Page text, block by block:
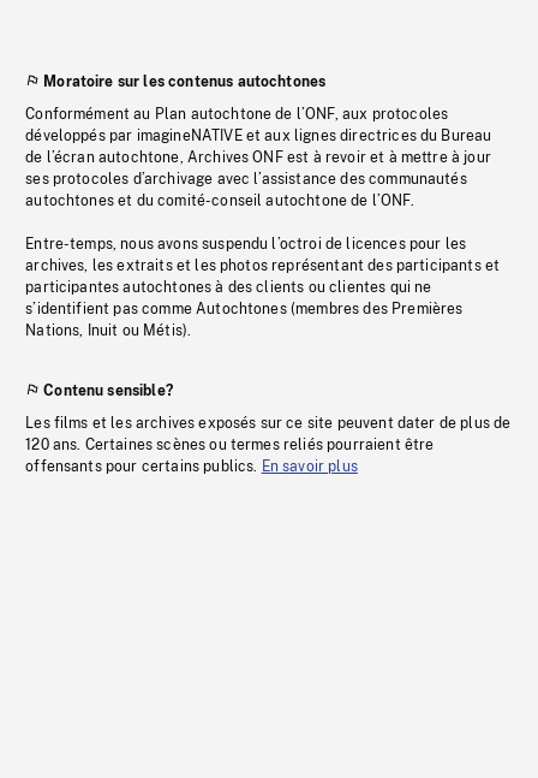
Moratoire sur les contenus autochtones
Conformément au Plan autochtone de l’ONF, aux protocoles
développés par imagineNATIVE et aux lignes directrices du Bureau
de l’écran autochtone, Archives ONF est à revoir et à mettre à jour
ses protocoles d’archivage avec l’assistance des communautés
autochtones et du comité-conseil autochtone de l’ONF.
Entre-temps, nous avons suspendu l’octroi de licences pour les
archives, les extraits et les photos représentant des participants et
participantes autochtones à des clients ou clientes qui ne
s’identifient pas comme Autochtones (membres des Premières
Nations, Inuit ou Métis).
Contenu sensible?
Les films et les archives exposés sur ce site peuvent dater de plus de
120 ans. Certaines scènes ou termes reliés pourraient être
offensants pour certains publics. En savoir plus